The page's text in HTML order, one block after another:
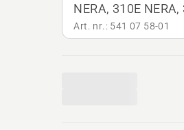
NERA, 310E NERA,
Art. nr.: 541 07 58‑01